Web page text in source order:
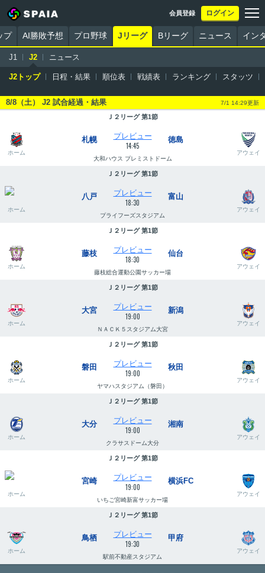
プ AI勝敗予想 プロ野球 Jリーグ Bリーグ ニュース イン
会員登録 ログイン
J1 J2 ニュース
J2トップ 日程・結果 順位表 戦績表 ランキング スタッツ
8/8（土） J2 試合経過・結果 7/1 14:29更新
Ｊ２リーグ 第1節
ホーム
札幌
14:45
プレビュー 徳島
アウェイ
大和ハウス プレミストドーム
Ｊ２リーグ 第1節
ホーム
八戸
18:30
プレビュー 富山
アウェイ
プライフーズスタジアム
Ｊ２リーグ 第1節
ホーム
藤枝
18:30
プレビュー 仙台
アウェイ
藤枝総合運動公園サッカー場
Ｊ２リーグ 第1節
ホーム
大宮
19:00
プレビュー 新潟
アウェイ
ＮＡＣＫ５スタジアム大宮
Ｊ２リーグ 第1節
ホーム
磐田
19:00
プレビュー 秋田
アウェイ
ヤマハスタジアム（磐田）
Ｊ２リーグ 第1節
ホーム
大分
19:00
プレビュー 湘南
アウェイ
クラサスドーム大分
Ｊ２リーグ 第1節
ホーム
宮崎
19:00
プレビュー 横浜FC
アウェイ
いちご宮崎新富サッカー場
Ｊ２リーグ 第1節
ホーム
鳥栖
19:30
プレビュー 甲府
アウェイ
駅前不動産スタジアム